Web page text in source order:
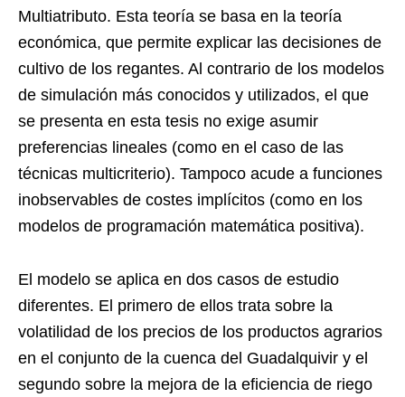
Multiatributo. Esta teoría se basa en la teoría
económica, que permite explicar las decisiones de
cultivo de los regantes. Al contrario de los modelos
de simulación más conocidos y utilizados, el que
se presenta en esta tesis no exige asumir
preferencias lineales (como en el caso de las
técnicas multicriterio). Tampoco acude a funciones
inobservables de costes implícitos (como en los
modelos de programación matemática positiva).
El modelo se aplica en dos casos de estudio
diferentes. El primero de ellos trata sobre la
volatilidad de los precios de los productos agrarios
en el conjunto de la cuenca del Guadalquivir y el
segundo sobre la mejora de la eficiencia de riego